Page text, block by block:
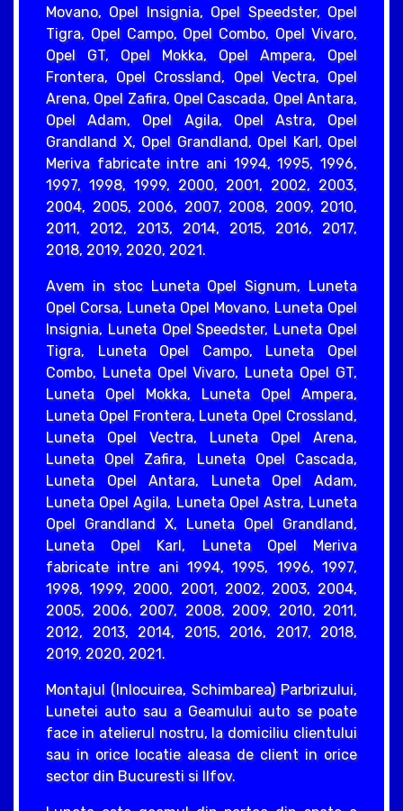
Movano, Opel Insignia, Opel Speedster, Opel
Tigra, Opel Campo, Opel Combo, Opel Vivaro,
Opel GT, Opel Mokka, Opel Ampera, Opel
Frontera, Opel Crossland, Opel Vectra, Opel
Arena, Opel Zafira, Opel Cascada, Opel Antara,
Opel Adam, Opel Agila, Opel Astra, Opel
Grandland X, Opel Grandland, Opel Karl, Opel
Meriva fabricate intre ani 1994, 1995, 1996,
1997, 1998, 1999, 2000, 2001, 2002, 2003,
2004, 2005, 2006, 2007, 2008, 2009, 2010,
2011, 2012, 2013, 2014, 2015, 2016, 2017,
2018, 2019, 2020, 2021.
Avem in stoc Luneta Opel Signum, Luneta
Opel Corsa, Luneta Opel Movano, Luneta Opel
Insignia, Luneta Opel Speedster, Luneta Opel
Tigra, Luneta Opel Campo, Luneta Opel
Combo, Luneta Opel Vivaro, Luneta Opel GT,
Luneta Opel Mokka, Luneta Opel Ampera,
Luneta Opel Frontera, Luneta Opel Crossland,
Luneta Opel Vectra, Luneta Opel Arena,
Luneta Opel Zafira, Luneta Opel Cascada,
Luneta Opel Antara, Luneta Opel Adam,
Luneta Opel Agila, Luneta Opel Astra, Luneta
Opel Grandland X, Luneta Opel Grandland,
Luneta Opel Karl, Luneta Opel Meriva
fabricate intre ani 1994, 1995, 1996, 1997,
1998, 1999, 2000, 2001, 2002, 2003, 2004,
2005, 2006, 2007, 2008, 2009, 2010, 2011,
2012, 2013, 2014, 2015, 2016, 2017, 2018,
2019, 2020, 2021.
Montajul (Inlocuirea, Schimbarea) Parbrizului,
Lunetei auto sau a Geamului auto se poate
face in atelierul nostru, la domiciliu clientului
sau in orice locatie aleasa de client in orice
sector din Bucuresti si Ilfov.